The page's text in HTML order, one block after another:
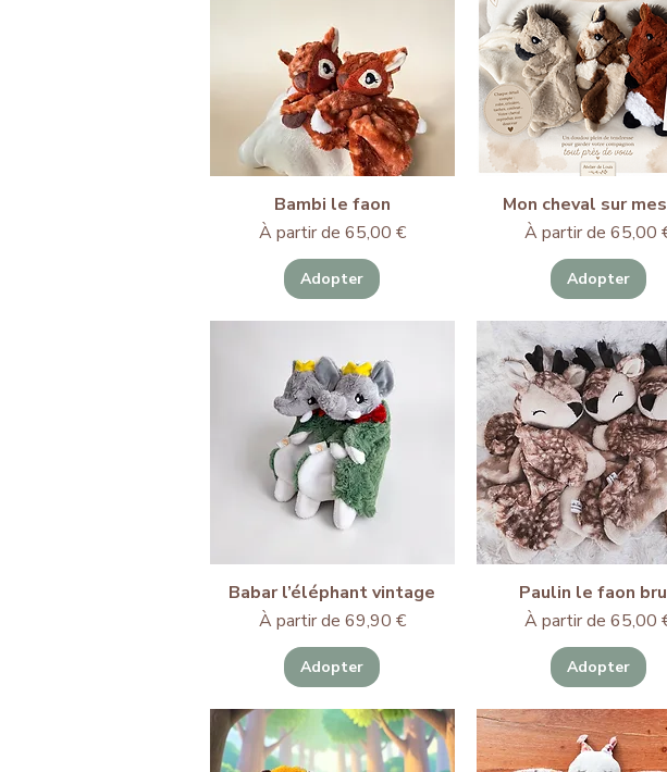
Bambi le faon
À partir de 65,00 €
Prix promotionnel
Adopter
Mon cheval sur
À partir de65,00
Prix promotionnel
Adopter
Babar l’éléphant vintage
À partir de 69,90 €
Prix promotionnel
Adopter
Paulin le faon
À partir de65,00
Prix promotionnel
Adopter